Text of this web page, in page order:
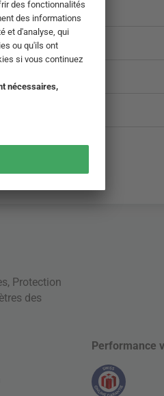
, Protection
des
Performance